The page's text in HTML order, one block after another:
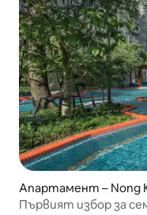
Апартамент – Nong
Първият избор за